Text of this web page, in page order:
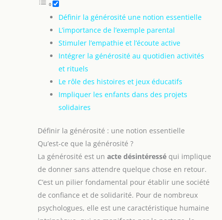
Définir la générosité une notion essentielle
L’importance de l’exemple parental
Stimuler l’empathie et l’écoute active
Intégrer la générosité au quotidien activités
et rituels
Le rôle des histoires et jeux éducatifs
Impliquer les enfants dans des projets
solidaires
Définir la générosité : une notion essentielle
Qu’est-ce que la générosité ?
La générosité est un acte désintéressé qui implique
de donner sans attendre quelque chose en retour.
C’est un pilier fondamental pour établir une société
de confiance et de solidarité. Pour de nombreux
psychologues, elle est une caractéristique humaine